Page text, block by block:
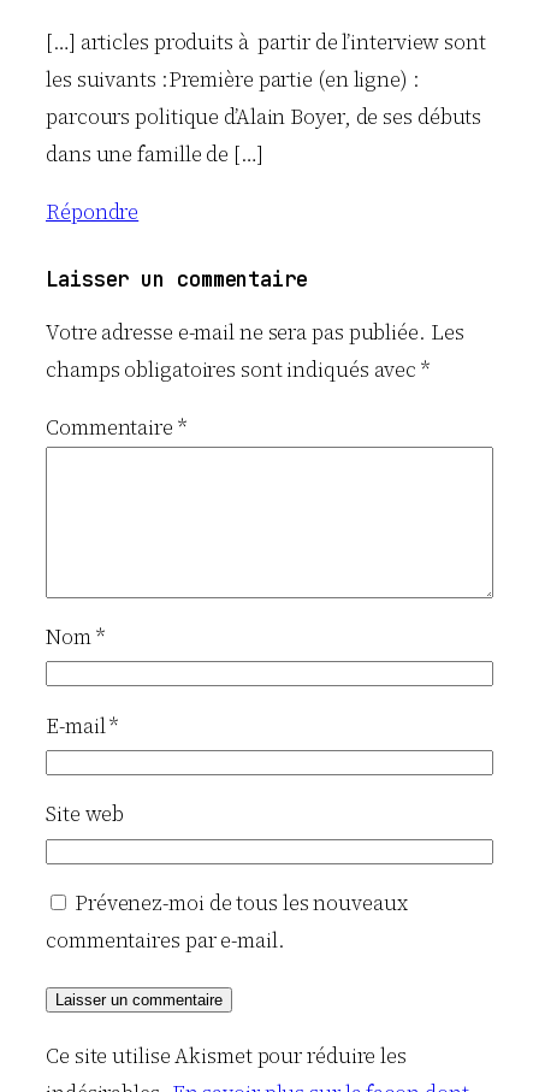
[…] articles produits à partir de l’interview sont
les suivants :Première partie (en ligne) :
parcours politique d’Alain Boyer, de ses débuts
dans une famille de […]
Répondre
Laisser un commentaire
Votre adresse e-mail ne sera pas publiée. Les
champs obligatoires sont indiqués avec*
Commentaire *
Nom*
E-mail*
Site web
Prévenez-moi de tous les nouveaux
commentaires par e-mail.
Ce site utilise Akismet pour réduire les